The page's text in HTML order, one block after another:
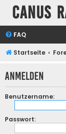
Canus
FAQ
Startseite
Anmelden
Benutzername:
Passwort: